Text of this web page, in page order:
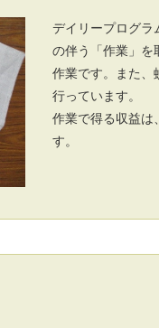
デイリープログラ
の伴う「作業」を
作業です。また、
行っています。
作業で得る収益は
す。